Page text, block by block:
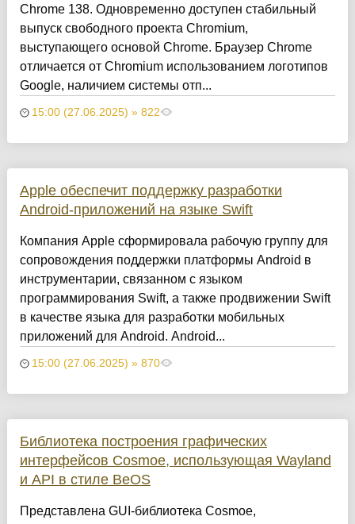
Chrome 138. Одновременно доступен стабильный
выпуск свободного проекта Chromium,
выступающего основой Chrome. Браузер Chrome
отличается от Chromium использованием логотипов
Google, наличием системы отп...
15:00 (27.06.2025) » 822
Apple обеспечит поддержку разработки
Android-приложений на языке Swift
Компания Apple сформировала рабочую группу для
сопровождения поддержки платформы Android в
инструментарии, связанном с языком
программирования Swift, а также продвижении Swift
в качестве языка для разработки мобильных
приложений для Android. Android...
15:00 (27.06.2025) » 870
Библиотека построения графических
интерфейсов Cosmoe, использующая Wayland
и API в стиле BeOS
Представлена GUI-библиотека Cosmoe,